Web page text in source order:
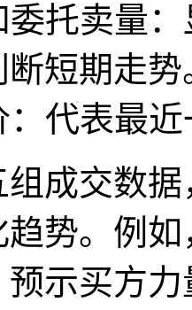
委托卖量
短期走势
：代表最
成交数
势。例
示买方